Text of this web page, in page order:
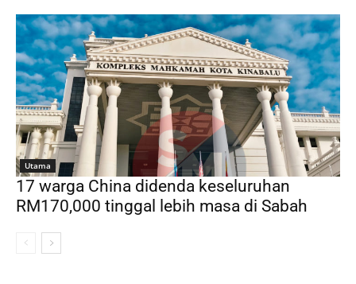
Utama
17 warga China didenda keseluruhan
RM170,000 tinggal lebih masa di Sabah